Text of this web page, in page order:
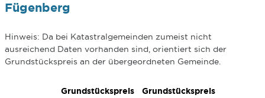
Fügenberg
Hinweis: Da bei Katastralgemeinden zumeist nicht
ausreichend Daten vorhanden sind, orientiert sich der
Grundstückspreis an der übergeordneten Gemeinde.
Grundstückspreis
Grundstückspreis